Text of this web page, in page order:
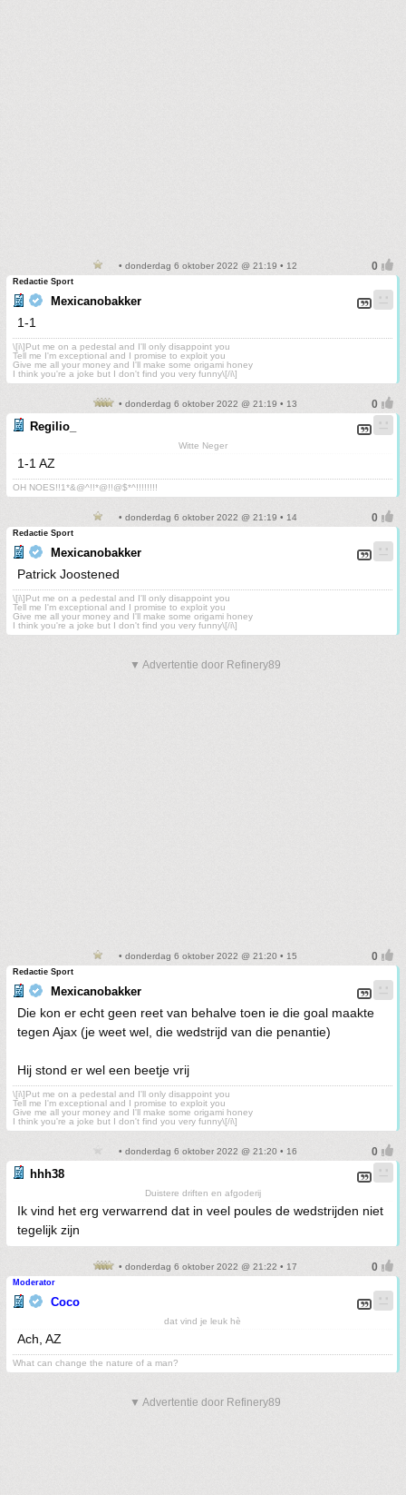
• donderdag 6 oktober 2022 @ 21:19 • 12
Redactie Sport
Mexicanobakker
1-1
\[i\]Put me on a pedestal and I'll only disappoint you
Tell me I'm exceptional and I promise to exploit you
Give me all your money and I'll make some origami honey
I think you're a joke but I don't find you very funny\[/i\]
• donderdag 6 oktober 2022 @ 21:19 • 13
Regilio_
Witte Neger
1-1 AZ
OH NOES!!1*&@^!!*@!!@$*^!!!!!!!!
• donderdag 6 oktober 2022 @ 21:19 • 14
Redactie Sport
Mexicanobakker
Patrick Joostened
\[i\]Put me on a pedestal and I'll only disappoint you
Tell me I'm exceptional and I promise to exploit you
Give me all your money and I'll make some origami honey
I think you're a joke but I don't find you very funny\[/i\]
▼ Advertentie door Refinery89
• donderdag 6 oktober 2022 @ 21:20 • 15
Redactie Sport
Mexicanobakker
Die kon er echt geen reet van behalve toen ie die goal maakte
tegen Ajax (je weet wel, die wedstrijd van die penantie)
Hij stond er wel een beetje vrij
\[i\]Put me on a pedestal and I'll only disappoint you
Tell me I'm exceptional and I promise to exploit you
Give me all your money and I'll make some origami honey
I think you're a joke but I don't find you very funny\[/i\]
• donderdag 6 oktober 2022 @ 21:20 • 16
hhh38
Duistere driften en afgoderij
Ik vind het erg verwarrend dat in veel poules de wedstrijden niet
tegelijk zijn
• donderdag 6 oktober 2022 @ 21:22 • 17
Moderator
Coco
dat vind je leuk hè
Ach, AZ
What can change the nature of a man?
▼ Advertentie door Refinery89